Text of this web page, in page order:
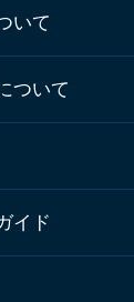
いて
ついて
イド